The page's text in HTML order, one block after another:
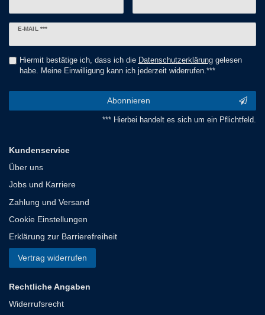
E-MAIL ***
Newsletter
Hiermit bestätige ich, dass ich die Daten­schutz­erklärunggelesen
habe. Meine Einwilligung kann ich jederzeit widerrufen.***
Abonnieren
*** Hierbei handelt es sich um ein Pflichtfeld.
Kundenservice
Über uns
Jobs und Karriere
Zahlung und Versand
Cookie Einstellungen
Erklärung zur Barrierefreiheit
Vertrag widerrufen
Rechtliche Angaben
Widerrufsrecht